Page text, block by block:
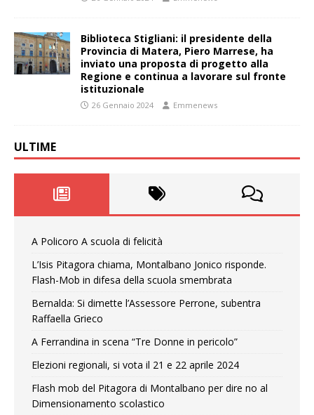
Biblioteca Stigliani: il presidente della
Provincia di Matera, Piero Marrese, ha
inviato una proposta di progetto alla
Regione e continua a lavorare sul fronte
istituzionale
26 Gennaio 2024 Emmenews
ULTIME
A Policoro A scuola di felicità
L’Isis Pitagora chiama, Montalbano Jonico risponde.
Flash-Mob in difesa della scuola smembrata
Bernalda: Si dimette l’Assessore Perrone, subentra
Raffaella Grieco
A Ferrandina in scena “Tre Donne in pericolo”
Elezioni regionali, si vota il 21 e 22 aprile 2024
Flash mob del Pitagora di Montalbano per dire no al
Dimensionamento scolastico